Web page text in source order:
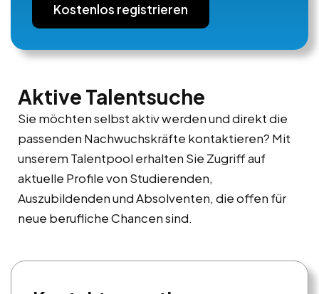
Kostenlos registrieren
Aktive Talentsuche
Sie möchten selbst aktiv werden und direkt die
passenden Nachwuchskräfte kontaktieren? Mit
unserem Talentpool erhalten Sie Zugriff auf
aktuelle Profile von Studierenden,
Auszubildenden und Absolventen, die offen für
neue berufliche Chancen sind.